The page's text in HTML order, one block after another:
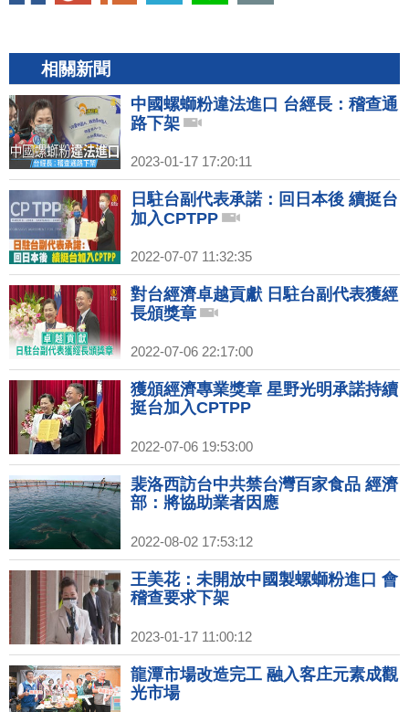
相關新聞
中國螺螄粉違法進口 台經長：稽查通
路下架
2023-01-17 17:20:11
日駐台副代表承諾：回日本後 續挺台
加入CPTPP
2022-07-07 11:32:35
對台經濟卓越貢獻 日駐台副代表獲經
長頒獎章
2022-07-06 22:17:00
獲頒經濟專業獎章 星野光明承諾持續
挺台加入CPTPP
2022-07-06 19:53:00
裴洛西訪台中共禁台灣百家食品 經濟
部：將協助業者因應
2022-08-02 17:53:12
王美花：未開放中國製螺螄粉進口 會
稽查要求下架
2023-01-17 11:00:12
龍潭市場改造完工 融入客庄元素成觀
光市場